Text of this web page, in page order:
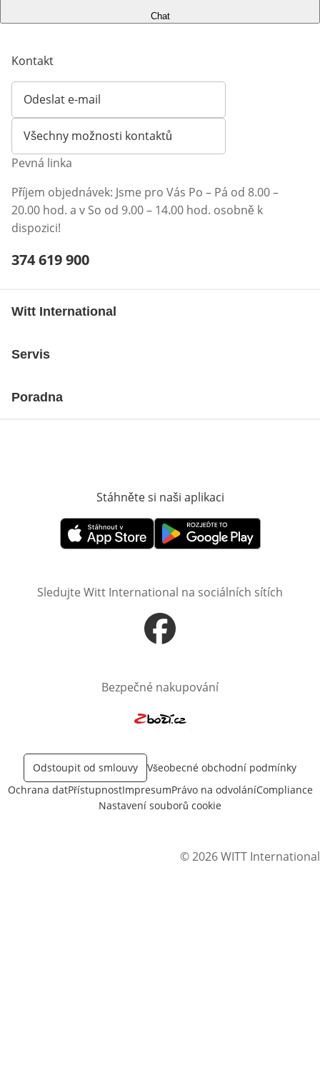
Chat
Kontakt
Odeslat e-mail
Otevírá e-mailového klienta
Všechny možnosti kontaktů
Pevná linka
Příjem objednávek: Jsme pro Vás Po – Pá od 8.00 –
20.00 hod. a v So od 9.00 – 14.00 hod. osobně k
dispozici!
Telefonní číslo:
374 619 900
Witt International
Servis
Poradna
Stáhněte si naši aplikaci
Otevře v novém okněOtevře v novém okně
Sledujte Witt International na sociálních sítích
Otevře v novém okně
Bezpečné nakupování
Odstoupit od smlouvy
Všeobecné obchodní podmínky
Ochrana datPřístupnostImpresumPrávo na odvoláníCompliance
Nastavení souborů cookie
© 2026 WITT International